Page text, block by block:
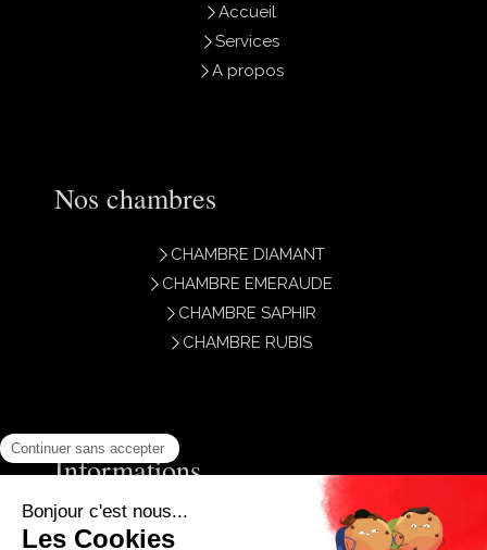
Accueil
Services
A propos
Nos chambres
CHAMBRE DIAMANT
CHAMBRE EMERAUDE
CHAMBRE SAPHIR
CHAMBRE RUBIS
Informations